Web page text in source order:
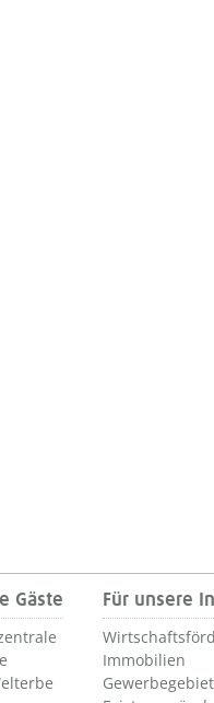
Gäste Für unsere
Immobilien